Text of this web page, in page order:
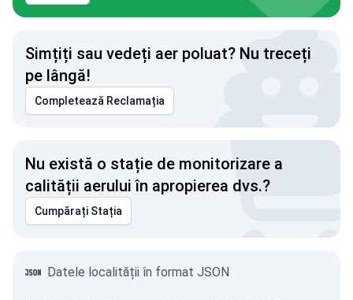
Simțiți sau vedeți aer poluat? Nu treceți
pe lângă!
Completează Reclamația
Nu există o stație de monitorizare a
calității aerului în apropierea dvs.?
Cumpărați Stația
Datele localității în format JSON